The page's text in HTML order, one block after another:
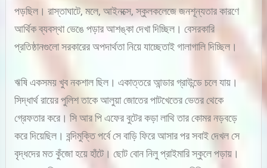
পড়ছিল। রাস্তাঘাটে, মলে, আইনক্সে, স্কুলকলেজে জনশূন্যতার কারণে
আর্থিক ব্যবস্থা ভেঙে পড়ার আশঙ্কা দেখা দিচ্ছিল। বেসরকারি
প্রতিষ্ঠানগুলো সরকারের অপদার্থতা নিয়ে যাচ্ছেতাই গালাগালি দিচ্ছিল।
ঋষি একসময় খুব নকশাল ছিল। একাত্তরে আন্ডার গ্রাউন্ডে চলে যায়।
সিদ্ধার্থ রায়ের পুলিশ তাকে আলুয়া জোতের পাটখেতের ভেতর থেকে
গ্রেফতার করে। সি আর পি এফের বুটের কড়া লাথি তার কোমর নড়বড়ে
করে দিয়েছিল। বন্দিমুক্তি পর্বে সে বাড়ি ফিরে আসার পর সবাই দেখল সে
বৃদ্ধদের মত কুঁজো হয়ে হাঁটে। ছোট বোন নিলু প্রাইমারি স্কুলে পড়ায়।